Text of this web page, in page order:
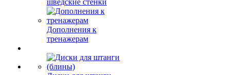
шведские стенки
Дополнения к
тренажерам